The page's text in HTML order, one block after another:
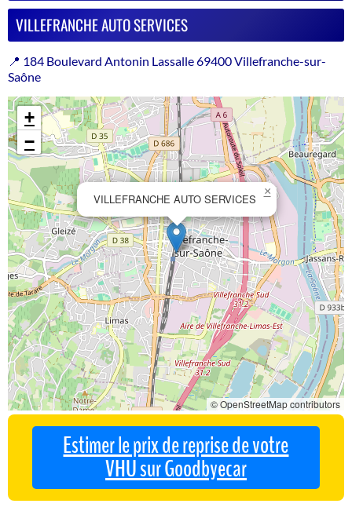
VILLEFRANCHE AUTO SERVICES
📍 184 Boulevard Antonin Lassalle 69400 Villefranche-sur-
Saône
VILLEFRANCHE AUTO SERVICES
×
+
−
© OpenStreetMap contributors
Estimer le prix de reprise de votre
VHU sur Goodbyecar